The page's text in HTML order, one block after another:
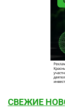
СВЕЖИЕ